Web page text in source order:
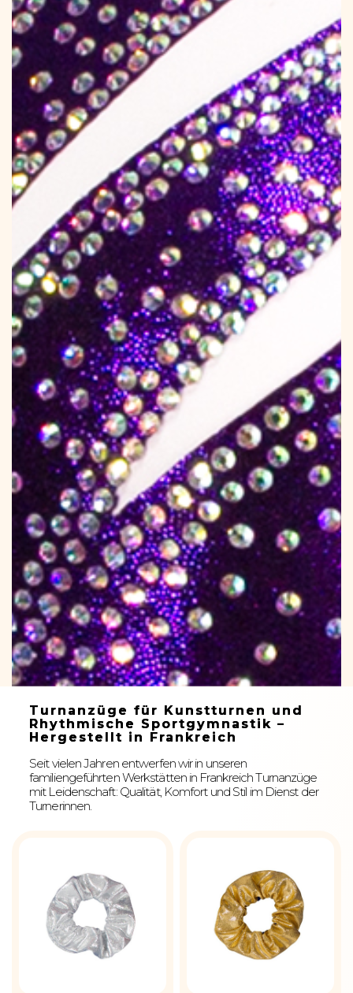
Turnanzüge für Kunstturnen und
Rhythmische Sportgymnastik –
Hergestellt in Frankreich
Seit vielen Jahren entwerfen wir in unseren
familiengeführten Werkstätten in Frankreich Turnanzüge
mit Leidenschaft: Qualität, Komfort und Stil im Dienst der
Turnerinnen.